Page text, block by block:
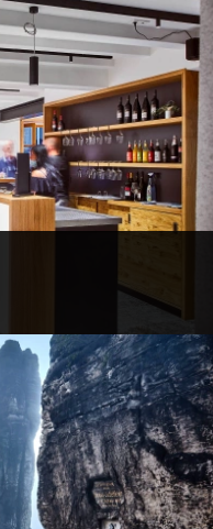
Berner Oberland